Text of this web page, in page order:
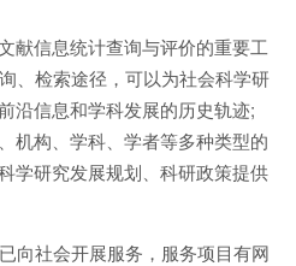
献信息统计查询与评价的重要工
、检索途径，可以为社会科学研
沿信息和学科发展的历史轨迹;
机构、学科、学者等多种类型的
学研究发展规划、科研政策提供
向社会开展服务，服务项目有网